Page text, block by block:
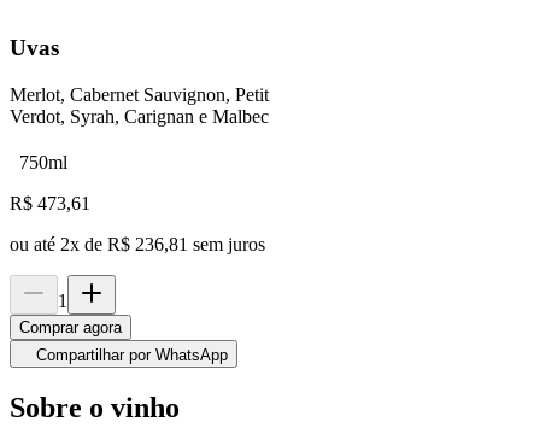
Uvas
Merlot, Cabernet Sauvignon, Petit
Verdot, Syrah, Carignan e Malbec
750ml
R$ 473,61
ou até 2x de R$ 236,81 sem juros
1
Comprar agora
Compartilhar por WhatsApp
Sobre o vinho